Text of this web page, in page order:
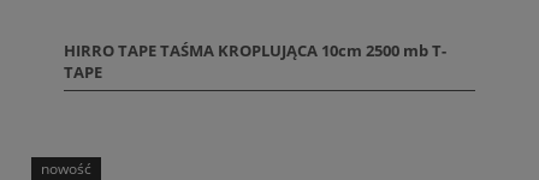
HIRRO TAPE TAŚMA KROPLUJĄCA 10cm 2500 mb T-
TAPE
nowość